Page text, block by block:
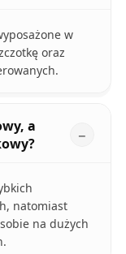
w
oraz
a
natomiast
na dużych